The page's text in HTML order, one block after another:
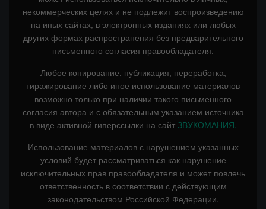
некоммерческих целях и не подлежит воспроизведению
на иных сайтах, в электронных изданиях или любых
других формах распространения без предварительного
письменного согласия правообладателя.
Любое копирование, публикация, переработка,
тиражирование либо иное использование материалов
возможно только при наличии такого письменного
согласия автора и с обязательным указанием источника
в виде активной гиперссылки на сайт ЗВУКОМАНИЯ.
Использование материалов с нарушением указанных
условий будет рассматриваться как нарушение
исключительных прав правообладателя и может повлечь
ответственность в соответствии с действующим
законодательством Российской Федерации.